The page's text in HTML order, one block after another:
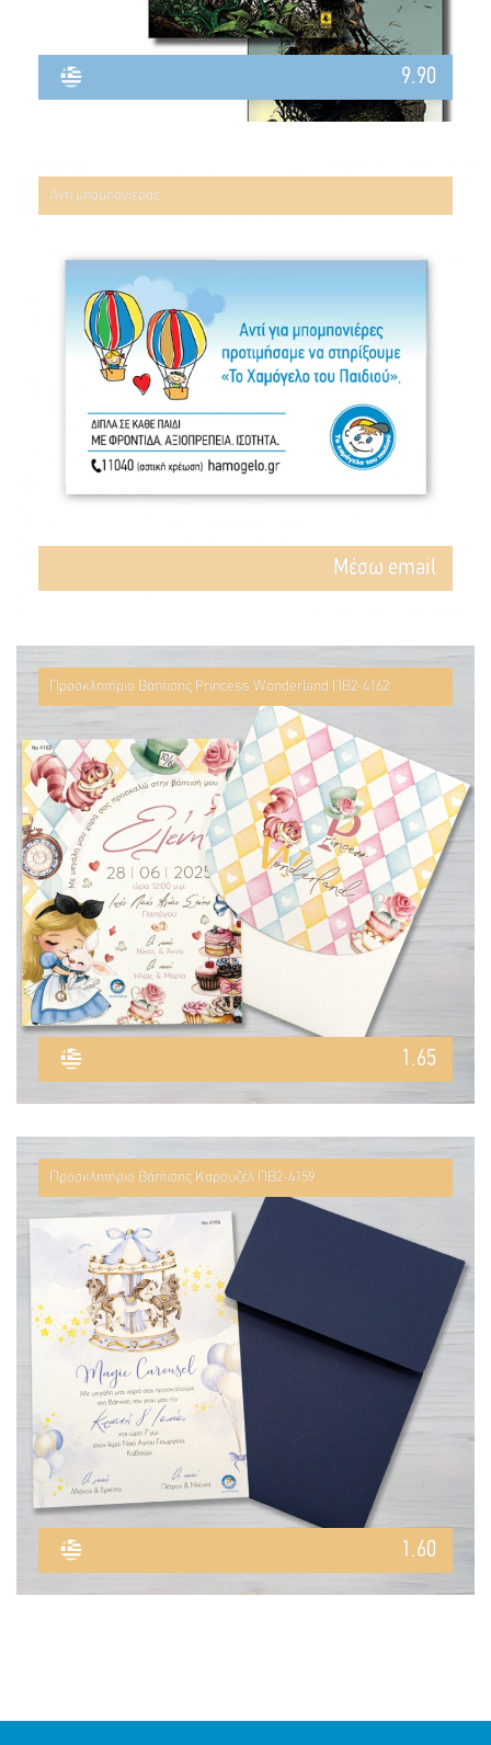
9.90
Αντί μπομπονιέρας
Mέσω email
Προσκλητήριο Βάπτισης Princess Wonderland ΠΒ2-4162
1.65
Προσκλητήριο Βάπτισης Καρουζέλ ΠΒ2-4159
1.60